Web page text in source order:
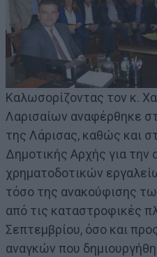
Καλωσορίζοντας τον κ.
Λαρισαίων αναφέρθηκε
της Λάρισας, καθώς και
Δημοτικής Αρχής για την
χρηματοδοτικών
τόσο της ανακούφισης
από τις καταστροφικές
Σεπτεμβρίου, όσο και
αναγκών που